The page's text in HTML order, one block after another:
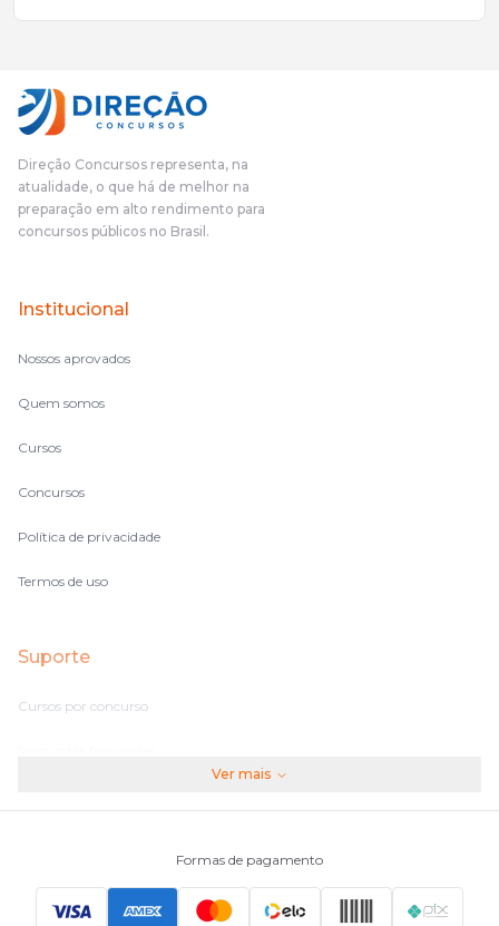
mais excelentes cargos da administração pública.Eu sempre
fundamental na minha derrota no ano passado para que eu
pudesse enxergar o que eu errei e corrigir minha rota.E além
das aulas vocês(Direção Concursos), que fizeram um
o aluno, além de ter que estudar, ele tem que perder tempo
fazendo um cronograma, num pós- edital é muito
complicado, é uma avalanche de informação, então vocês
terem feito isso é muito bacana, porque quando eu me sentia
no volume de matérias.
Direção Concursos representa, na
atualidade, o que há de melhor na
preparação em alto rendimento para
concursos públicos no Brasil.
Institucional
Nossos aprovados
Quem somos
Cursos
Concursos
Política de privacidade
Termos de uso
Suporte
Cursos por concurso
Principais Concursos
Ver mais
Formas de pagamento